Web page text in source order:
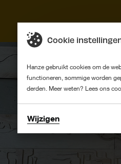
Cookie
Hanze gebruikt cookies om de
functioneren, sommige worden
derden. Meer weten? Lees ons
Wijzigen